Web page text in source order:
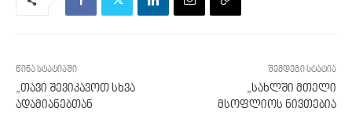
წინა სტატიაში
„თავი შევიკავოთ სხვა
ადამიანებთან
შემდეგი სტატია
„სახლში მთელი
მსოფლიოს ნივთებია